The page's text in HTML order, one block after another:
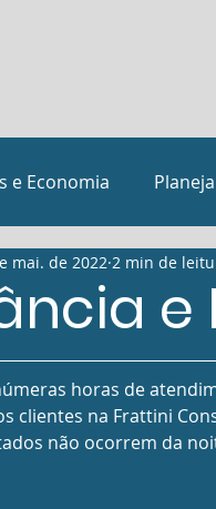
e Economia
Podcaste
mai. de 2022 2 min de
horas de
clientes na Frattini
não ocorrem da